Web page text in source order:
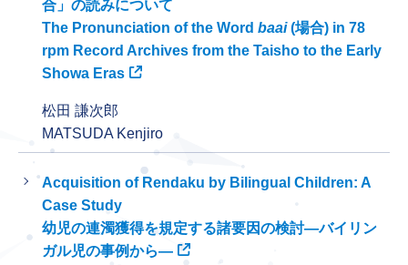
合」の読みについて
The Pronunciation of the Word baai(場合) in 78
rpm Record Archives from the Taisho to the Early
Showa Eras
松田 謙次郎
MATSUDA Kenjiro
Acquisition of Rendaku by Bilingual Children: A
Case Study
幼児の連濁獲得を規定する諸要因の検討―バイリン
ガル児の事例から―